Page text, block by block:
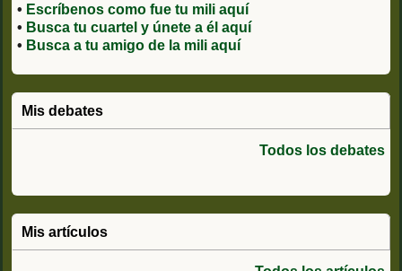
• Escríbenos como fue tu mili aquí
• Busca tu cuartel y únete a él aquí
• Busca a tu amigo de la mili aquí
Mis debates
Todos los debates
Mis artículos